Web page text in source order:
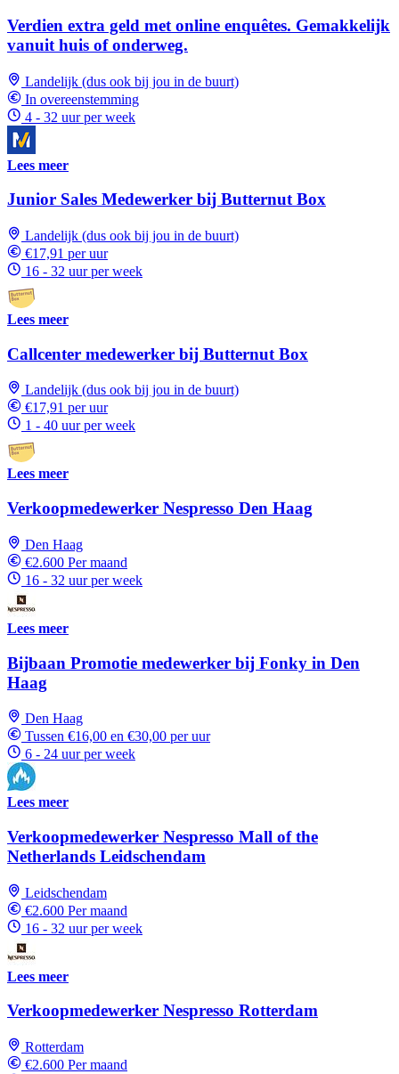
Verdien extra geld met online enquêtes. Gemakkelijk
vanuit huis of onderweg.
Landelijk (dus ook bij jou in de buurt)
In overeenstemming
4 - 32 uur per week
Lees meer
Junior Sales Medewerker bij Butternut Box
Landelijk (dus ook bij jou in de buurt)
€17,91 per uur
16 - 32 uur per week
Lees meer
Callcenter medewerker bij Butternut Box
Landelijk (dus ook bij jou in de buurt)
€17,91 per uur
1 - 40 uur per week
Lees meer
Verkoopmedewerker Nespresso Den Haag
Den Haag
€2.600 Per maand
16 - 32 uur per week
Lees meer
Bijbaan Promotie medewerker bij Fonky in Den
Haag
Den Haag
Tussen €16,00 en €30,00 per uur
6 - 24 uur per week
Lees meer
Verkoopmedewerker Nespresso Mall of the
Netherlands Leidschendam
Leidschendam
€2.600 Per maand
16 - 32 uur per week
Lees meer
Verkoopmedewerker Nespresso Rotterdam
Rotterdam
€2.600 Per maand